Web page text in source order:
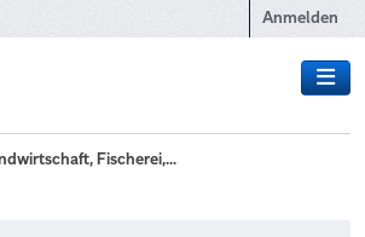
Anmelden
Fischerei,...